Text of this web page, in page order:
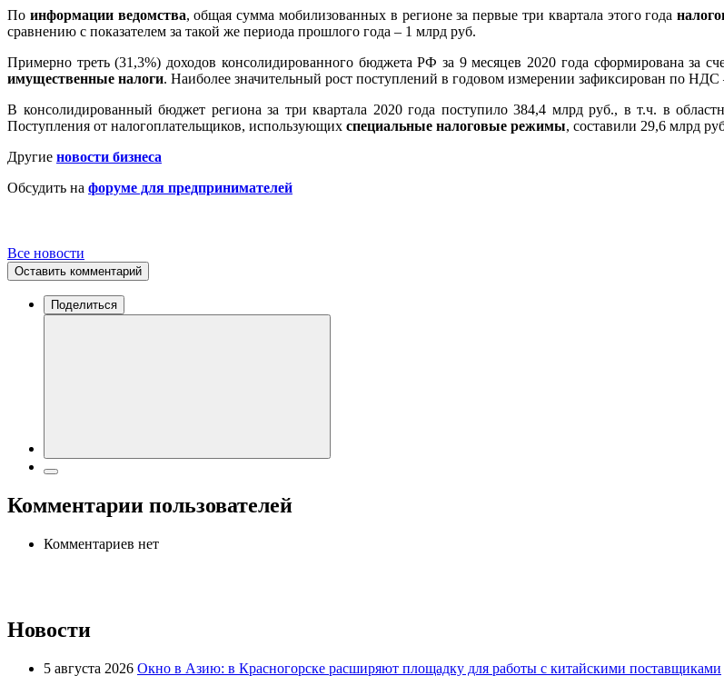
По информации ведомства, общая сумма мобилизованных в регионе за первые три квартала этого года
сравнению с показателем за такой же периода прошлого года – 1 млрд руб.
Примерно треть (31,3%) доходов консолидированного бюджета РФ за 9 месяцев 2020 года сформирована за
имущественные налоги. Наиболее значительный рост поступлений в годовом измерении зафиксирован по
В консолидированный бюджет региона за три квартала 2020 года поступило 384,4 млрд руб., в т.ч. в
Поступления от налогоплательщиков, использующих специальные налоговые режимы, составили 29,6 млрд
Другие новости бизнеса
Обсудить на форуме для предпринимателей
Все новости
Оставить комментарий
Поделиться
Комментарии пользователей
Комментариев нет
Новости
5 августа 2026 Окно в Азию: в Красногорске расширяют площадку для работы с китайскими поставщиками